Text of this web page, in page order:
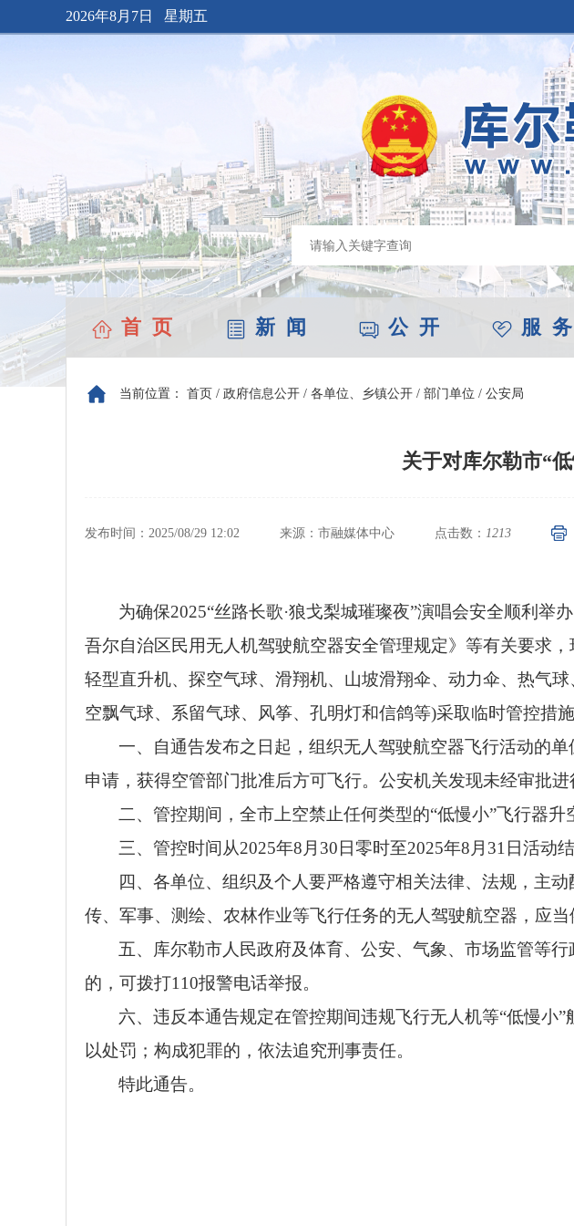
2026年8月7日 星期五
首 页 新 闻 公 开 服 务
当前位置： 首页 / 政府信息公开 / 各单位、乡镇公开 / 部门单位 / 公安局
关于对库尔勒市“
发布时间：2025/08/29 12:02 来源：市融媒体中心 点击数： 1213
为确保2025“丝路长歌·狼戈梨城璀璨夜”演唱会安全顺利
吾尔自治区民用无人机驾驶航空器安全管理规定》等有关要求
轻型直升机、探空气球、滑翔机、山坡滑翔伞、动力伞、热气
空飘气球、系留气球、风筝、孔明灯和信鸽等)采取临时管控措
一、自通告发布之日起，组织无人驾驶航空器飞行活动的
申请，获得空管部门批准后方可飞行。公安机关发现未经审批
二、管控期间，全市上空禁止任何类型的“低慢小”飞行器升
三、管控时间从2025年8月30日零时至2025年8月31日活动结
四、各单位、组织及个人要严格遵守相关法律、法规，主
传、军事、测绘、农林作业等飞行任务的无人驾驶航空器，应当
五、库尔勒市人民政府及体育、公安、气象、市场监管等
的，可拨打110报警电话举报。
六、违反本通告规定在管控期间违规飞行无人机等“低慢小
以处罚；构成犯罪的，依法追究刑事责任。
特此通告。